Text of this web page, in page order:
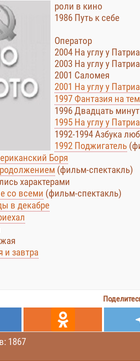
роли в кино
1986 Путь к себе
Оператор
2004 На углу у
2003 На углу у
2001 Саломея
2001 На углу у
1997 Фантазия на
1996 Двадцать
1995 На углу у
1992-1994 Азбука
1992 Поджигатель
Боря
(фильм-спектакль)
характерами
со всеми (фильм-спектакль)
в декабре
и завтра
1867